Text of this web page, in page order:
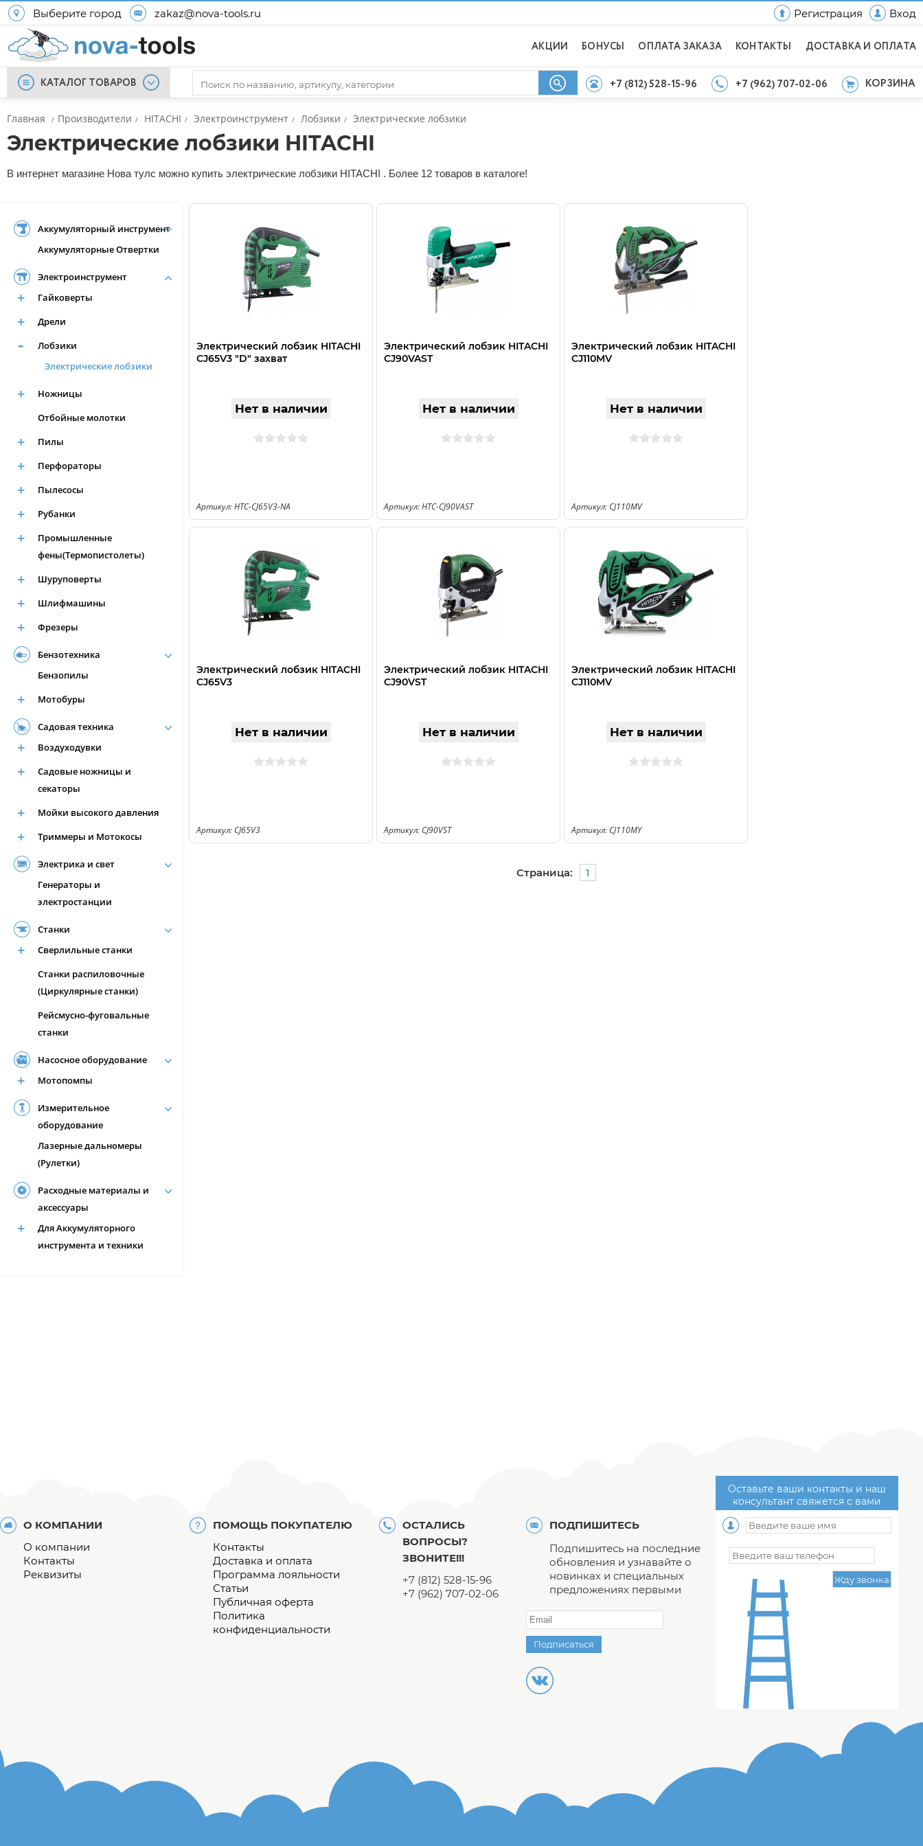
Выберите город zakaz@nova-tools.ru Регистрация Вход
АКЦИИ БОНУСЫ ОПЛАТА ЗАКАЗА КОНТАКТЫ ДОСТАВКА И ОПЛАТА
КАТАЛОГ ТОВАРОВ +7 (812) 528-15-96 +7 (962) 707-02-06 КОРЗИНА
Главная / Производители / HITACHI / Электроинструмент / Лобзики / Электрические лобзики
Электрические лобзики HITACHI
В интернет магазине Нова тулс можно купить электрические лобзики HITACHI . Более 12 товаров в каталоге!
Аккумуляторный инструмент
Аккумуляторные Отвертки
Электроинструмент
Гайковерты
Дрели
Лобзики
Электрические лобзики
Ножницы
Отбойные молотки
Пилы
Перфораторы
Пылесосы
Рубанки
Промышленные
фены(Термопистолеты)
Шуруповерты
Шлифмашины
Фрезеры
Бензотехника
Бензопилы
Мотобуры
Садовая техника
Воздуходувки
Садовые ножницы и
секаторы
Мойки высокого давления
Триммеры и Мотокосы
Электрика и свет
Генераторы и
электростанции
Станки
Сверлильные станки
Станки распиловочные
(Циркулярные станки)
Рейсмусно-фуговальные
станки
Насосное оборудование
Мотопомпы
Измерительное
оборудование
Лазерные дальномеры
(Рулетки)
Расходные материалы и
аксессуары
Для Аккумуляторного
инструмента и техники
Электрический лобзик HITACHI
CJ65V3 "D" захват
Нет в наличии
Артикул: HTC-CJ65V3-NA
Электрический лобзик HITACHI
CJ90VAST
Нет в наличии
Артикул: HTC-CJ90VAST
Электрический лобзик HITACHI
CJ110MV
Нет в наличии
Артикул: CJ110MV
Электрический лобзик HITACHI
CJ65V3
Нет в наличии
Артикул: CJ65V3
Электрический лобзик HITACHI
CJ90VST
Нет в наличии
Артикул: CJ90VST
Электрический лобзик HITACHI
CJ110MV
Нет в наличии
Артикул: CJ110MY
Страница: 1
О КОМПАНИИ
О компании
Контакты
Реквизиты
ПОМОЩЬ ПОКУПАТЕЛЮ
Контакты
Доставка и оплата
Программа лояльности
Статьи
Публичная оферта
Политика
конфиденциальности
ОСТАЛИСЬ
ВОПРОСЫ?
ЗВОНИТЕ!!!
+7 (812) 528-15-96
+7 (962) 707-02-06
ПОДПИШИТЕСЬ
Подпишитесь на последние
обновления и узнавайте о
новинках и специальных
предложениях первыми
Подписаться
Оставьте ваши контакты и наш
консультант свяжется с вами